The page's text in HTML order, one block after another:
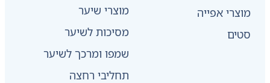
מוצרי אפייה
סטים
מוצרי שיער
מסיכות לשיער
שמפו ומרכך לשיער
תחליבי רחצה